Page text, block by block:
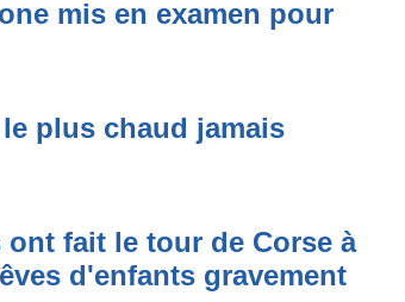
mis en examen pour
plus chaud jamais
fait le tour de Corse à
d'enfants gravement